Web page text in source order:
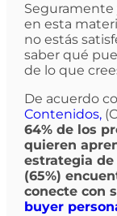
en esta
no estás
saber qué
de lo que
De acuerdo
Contenidos,
64% de los
quieren
estrategia
(65%)
conecte con
buyer